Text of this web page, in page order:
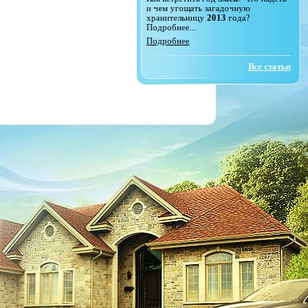
и чем угощать загадочную
хранительницу 2013 года?
Подробнее...
Подробнее
Все статьи